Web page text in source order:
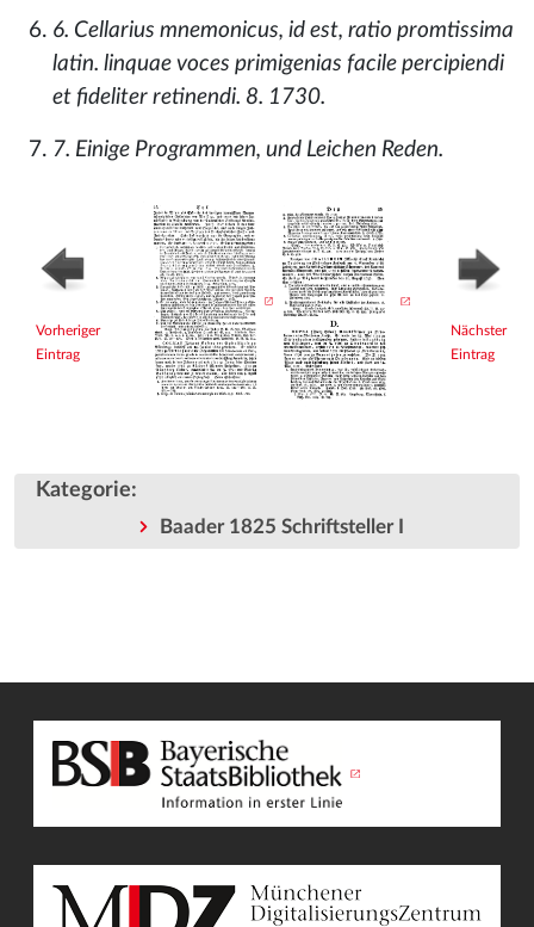
6. Cellarius mnemonicus, id est, ratio promtissima
latin. linquae voces primigenias facile percipiendi
et fideliter retinendi. 8. 1730.
7. Einige Programmen, und Leichen Reden.
Vorheriger
Eintrag
Nächster
Eintrag
Kategorie:
Baader 1825 Schriftsteller I